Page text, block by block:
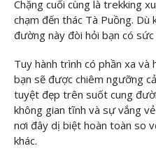
Chặng cuối cùng là trekking
chạm đến thác Tà Puồng. Dù
đường này đòi hỏi bạn có
Tuy hành trình có phần xa
bạn sẽ được chiêm ngưỡng
tuyệt đẹp trên suốt cung
không gian tĩnh và sự vắng
nơi đây dị biệt hoàn toàn so
khác.